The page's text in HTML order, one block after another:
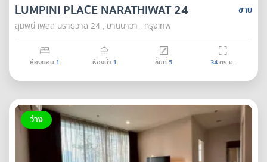
ขาย
LUMPINI PLACE NARATHIWAT 24
ลุมพินี เพลส นราธิวาส 24 , ยานนาวา , กรุงเทพ
ห้องนอน 1 ห้องน้ำ 1 ชั้นที่5 34ตร.ม.
ว่าง